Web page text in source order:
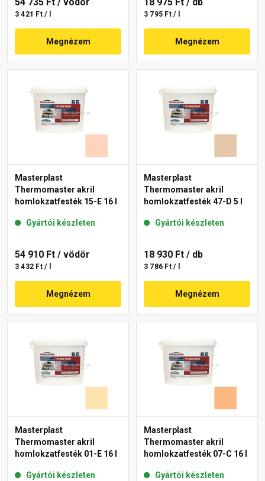
3 421 Ft / l
Megnézem
3 795 Ft / l
Megnézem
Masterplast
Thermomaster akril
homlokzatfesték 15-E 16 l
Gyártói készleten
54 910 Ft / vödör
3 432 Ft / l
Megnézem
Masterplast
Thermomaster akril
homlokzatfesték 47-D 5 l
Gyártói készleten
18 930 Ft / db
3 786 Ft / l
Megnézem
Masterplast
Thermomaster akril
homlokzatfesték 01-E 16 l
Gyártói készleten
Masterplast
Thermomaster akril
homlokzatfesték 07-C 16 l
Gyártói készleten